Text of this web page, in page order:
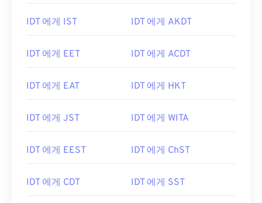
IDT 에게 IST IDT 에게 AKDT
IDT 에게 EET IDT 에게 ACDT
IDT 에게 EAT IDT 에게 HKT
IDT 에게 JST IDT 에게 WITA
IDT 에게 EEST IDT 에게 ChST
IDT 에게 CDT IDT 에게 SST